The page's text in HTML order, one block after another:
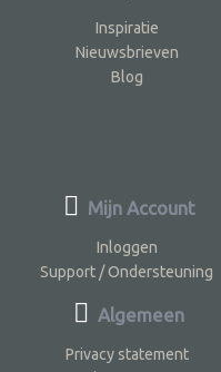
Inspiratie
Nieuwsbrieven
Blog
Mijn Account
Inloggen
Support / Ondersteuning
Algemeen
Privacy statement